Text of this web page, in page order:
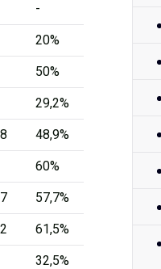
-
20%
50%
29,2%
48,9%
60%
57,7%
61,5%
32,5%